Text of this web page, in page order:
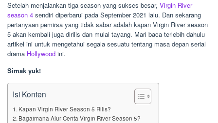
Setelah menjalankan tiga season yang sukses besar, Virgin River
season 4 sendiri diperbarui pada September 2021 lalu. Dan sekarang
pertanyaan pemirsa yang tidak sabar adalah kapan Virgin River season
5 akan kembali juga dirilis dan mulai tayang. Mari baca terlebih dahulu
artikel ini untuk mengetahui segala sesuatu tentang masa depan serial
drama Hollywood ini.
Simak yuk!
Isi Konten
Kapan Virgin River Season 5 Rilis?
Bagaimana Alur Cerita Virgin River Season 5?